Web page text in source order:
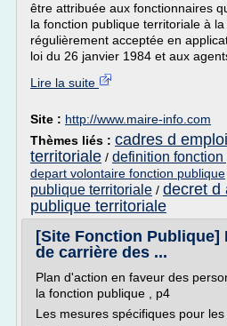
être attribuée aux fonctionnaires
la fonction publique territoriale à
régulièrement acceptée en
loi du 26 janvier 1984 et aux
Lire la suite
Site : http://www.maire-info.com
Thèmes liés : cadres d
territoriale / definition
depart volontaire fonction publique
publique territoriale / decret d
publique territoriale
[Site Fonction Publique]
de carrière des ...
Plan d'action en faveur des
la fonction publique , p4
Les mesures spécifiques pour